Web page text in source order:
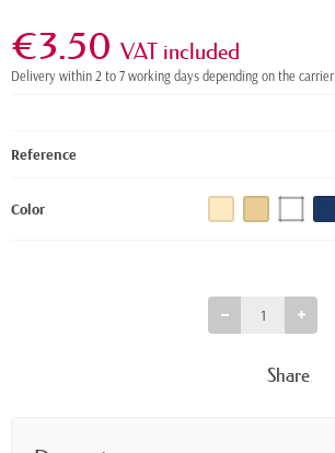
€3.50 VAT included
Delivery within 2 to 7 working days depending on the carrier
Reference
Color
Share